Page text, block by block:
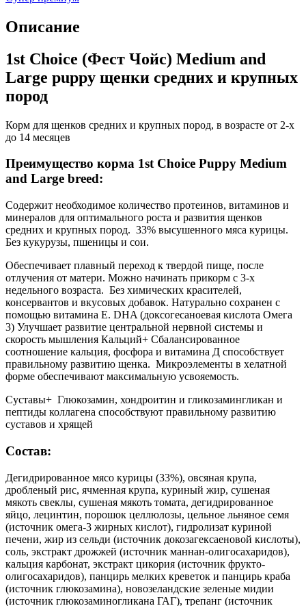
Описание
1st Choice (Фест Чойс) Medium and
Large puppy щенки средних и крупных
пород
Корм для щенков средних и крупных пород, в возрасте от 2-х
до 14 месяцев
Преимущество корма 1st Choice Puppy Medium
and Large breed:
Содержит необходимое количество протеинов, витаминов и
минералов для оптимального роста и развития щенков
средних и крупных пород. 33% высушенного мяса курицы.
Без кукурузы, пшеницы и сои.
Обеспечивает плавный переход к твердой пище, после
отлучения от матери. Можно начинать прикорм с 3-х
недельного возраста. Без химических красителей,
консервантов и вкусовых добавок. Натурально сохранен с
помощью витамина Е. DHA (доксогесаноевая кислота Омега
3) Улучшает развитие центральной нервной системы и
скорость мышления Кальций+ Сбалансированное
соотношение кальция, фосфора и витамина Д способствует
правильному развитию щенка. Микроэлементы в хелатной
форме обеспечивают максимальную усвояемость.
Суставы+ Глюкозамин, хондроитин и гликозамингликан и
пептиды коллагена способствуют правильному развитию
суставов и хрящей
Состав:
Дегидрированное мясо курицы (33%), овсяная крупа,
дробленый рис, ячменная крупа, куриный жир, сушеная
мякоть свеклы, сушеная мякоть томата, дегидрированное
яйцо, лецинтин, порошок целлюлозы, цельное льняное семя
(источник омега-3 жирных кислот), гидролизат куриной
печени, жир из сельди (источник докозагексаеновой кислоты),
соль, экстракт дрожжей (источник маннан-олигосахаридов),
кальция карбонат, экстракт цикория (источник фрукто-
олигосахаридов), панцирь мелких креветок и панцирь краба
(источник глюкозамина), новозеландские зеленые мидии
(источник глюкозаминогликана ГАГ), трепанг (источник